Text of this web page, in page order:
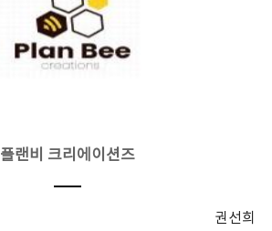
플랜비 크리에이션즈
권선희